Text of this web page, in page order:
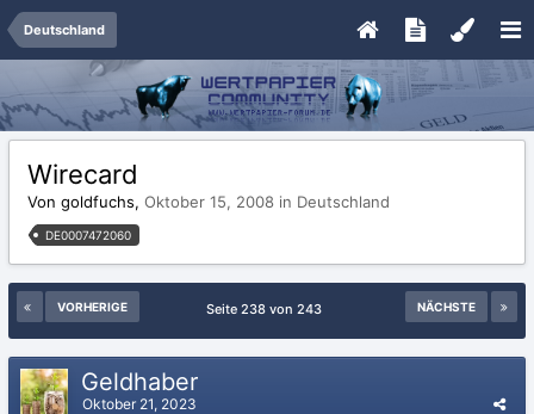
Deutschland
Wirecard
Von goldfuchs, Oktober 15, 2008 in Deutschland
DE0007472060
VORHERIGE NÄCHSTE
Seite 238 von 243
Geldhaber
Oktober 21, 2023